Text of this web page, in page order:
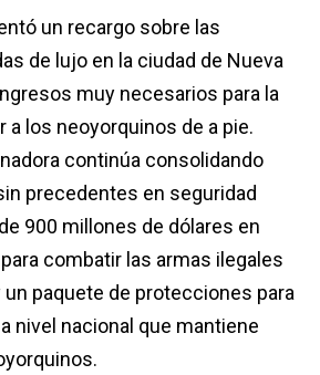
un recargo sobre las
de lujo en la ciudad de Nueva
muy necesarios para la
a los neoyorquinos de a pie.
continúa consolidando
precedentes en seguridad
900 millones de dólares en
combatir las armas ilegales
un paquete de protecciones para
nivel nacional que mantiene